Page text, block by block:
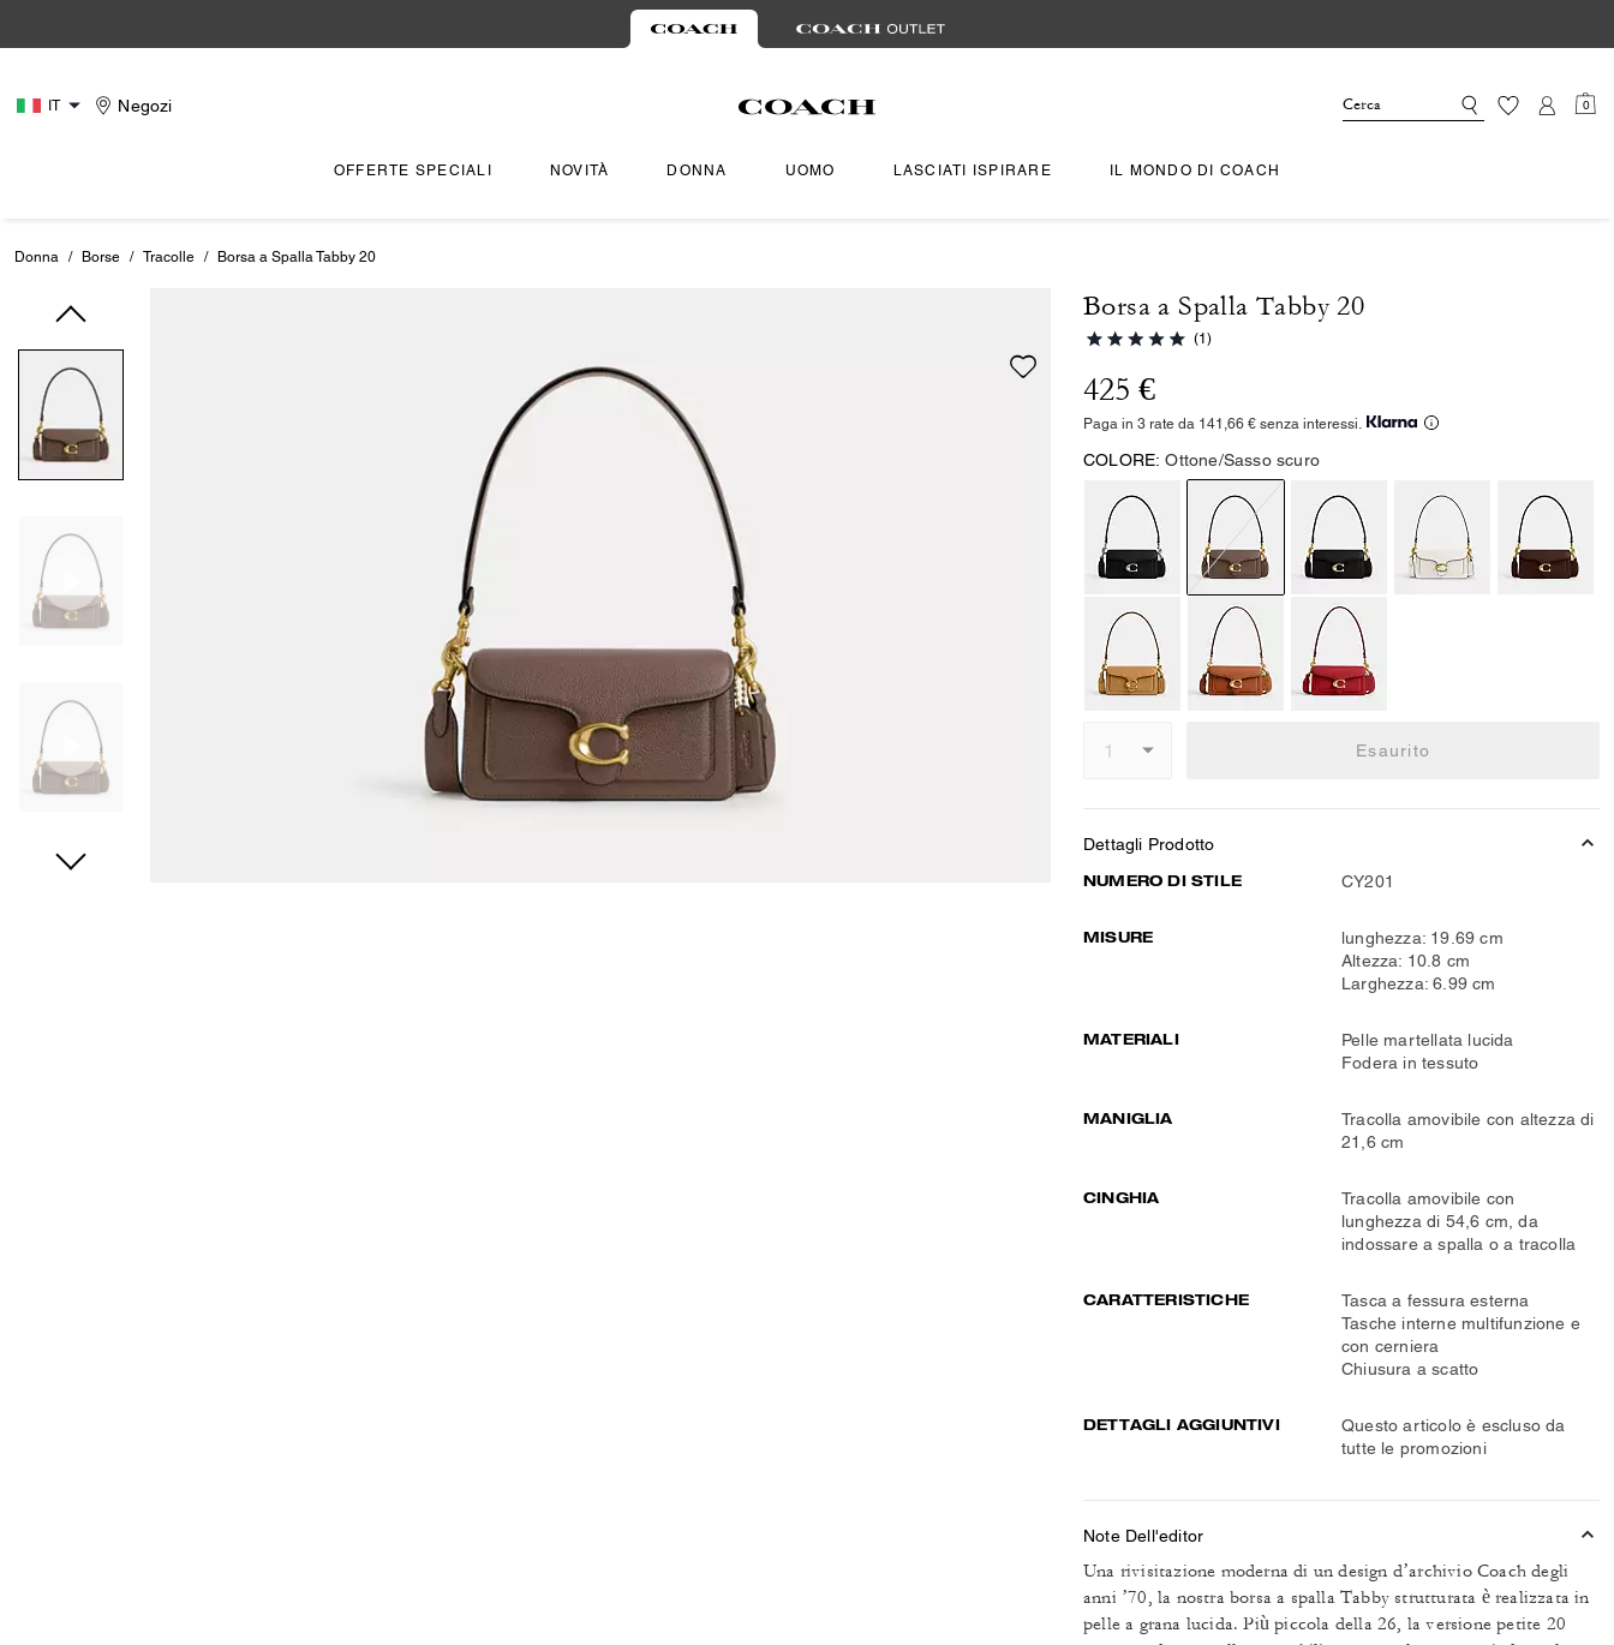
IT Negozi 0
OFFERTE SPECIALI NOVITÀ DONNA UOMO LASCIATI ISPIRARE IL MONDO DI COACH
Donna / Borse / Tracolle / Borsa a Spalla Tabby 20
Borsa a Spalla Tabby 20
(1)
425 €
Paga in 3 rate da 141,66 € senza interessi.
COLORE: Ottone/Sasso scuro
Esaurito
Dettagli Prodotto
NUMERO DI STILE
CY201
MISURE
lunghezza: 19.69 cm
Altezza: 10.8 cm
Larghezza: 6.99 cm
MATERIALI
Pelle martellata lucida
Fodera in tessuto
MANIGLIA
Tracolla amovibile con altezza di
21,6 cm
CINGHIA
Tracolla amovibile con
lunghezza di 54,6 cm, da
indossare a spalla o a tracolla
CARATTERISTICHE
Tasca a fessura esterna
Tasche interne multifunzione e
con cerniera
Chiusura a scatto
DETTAGLI AGGIUNTIVI
Questo articolo è escluso da
tutte le promozioni
Note Dell'editor
Una rivisitazione moderna di un design d’archivio Coach degli
anni ’70, la nostra borsa a spalla Tabby strutturata è realizzata in
pelle a grana lucida. Più piccola della 26, la versione petite 20